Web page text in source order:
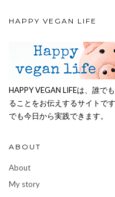
HAPPY VEGAN LIFE
HAPPY VEGAN LIFEは、誰で
ることをお伝えするサイトで
でも今日から実践できます。
ABOUT
About
My story